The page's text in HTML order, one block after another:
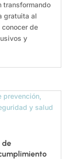
transformando
gratuita al
de
y
de